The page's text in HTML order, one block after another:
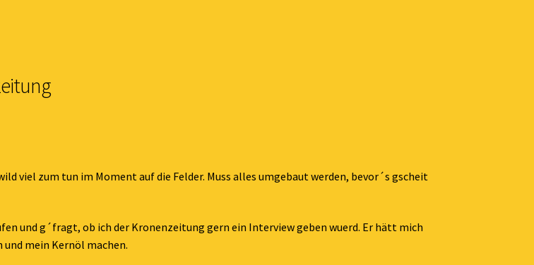
viel zum tun im Moment auf die Felder. Muss alles umgebaut werden, bevor´s gscheit
und g´fragt, ob ich der Kronenzeitung gern ein Interview geben wuerd. Er hätt mich
und mein Kernöl machen.